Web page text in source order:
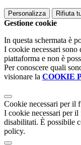
Personalizza Rifiuta
Gestione cookie
In questa schermata è
I cookie necessari
piattaforma e non è
Per conoscere quali
visionare la COOKIE
Cookie necessari per il
I cookie necessari per il
disabilitati. È possibile
policy.